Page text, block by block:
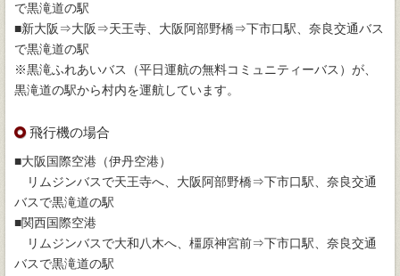
で黒滝道の駅
■新大阪⇒大阪⇒天王寺、大阪阿部野橋⇒下市口駅、奈良交通バス
で黒滝道の駅
※黒滝ふれあいバス（平日運航の無料コミュニティーバス）が、
黒滝道の駅から村内を運航しています。
飛行機の場合
■大阪国際空港（伊丹空港）
リムジンバスで天王寺へ、大阪阿部野橋⇒下市口駅、奈良交通
バスで黒滝道の駅
■関西国際空港
リムジンバスで大和八木へ、橿原神宮前⇒下市口駅、奈良交通
バスで黒滝道の駅